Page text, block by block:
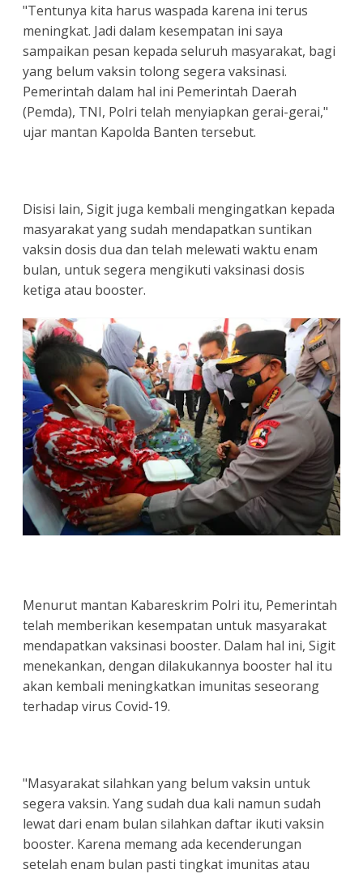
"Tentunya kita harus waspada karena ini terus
meningkat. Jadi dalam kesempatan ini saya
sampaikan pesan kepada seluruh masyarakat, bagi
yang belum vaksin tolong segera vaksinasi.
Pemerintah dalam hal ini Pemerintah Daerah
(Pemda), TNI, Polri telah menyiapkan gerai-gerai,"
ujar mantan Kapolda Banten tersebut.
Disisi lain, Sigit juga kembali mengingatkan kepada
masyarakat yang sudah mendapatkan suntikan
vaksin dosis dua dan telah melewati waktu enam
bulan, untuk segera mengikuti vaksinasi dosis
ketiga atau booster.
Menurut mantan Kabareskrim Polri itu, Pemerintah
telah memberikan kesempatan untuk masyarakat
mendapatkan vaksinasi booster. Dalam hal ini, Sigit
menekankan, dengan dilakukannya booster hal itu
akan kembali meningkatkan imunitas seseorang
terhadap virus Covid-19.
"Masyarakat silahkan yang belum vaksin untuk
segera vaksin. Yang sudah dua kali namun sudah
lewat dari enam bulan silahkan daftar ikuti vaksin
booster. Karena memang ada kecenderungan
setelah enam bulan pasti tingkat imunitas atau